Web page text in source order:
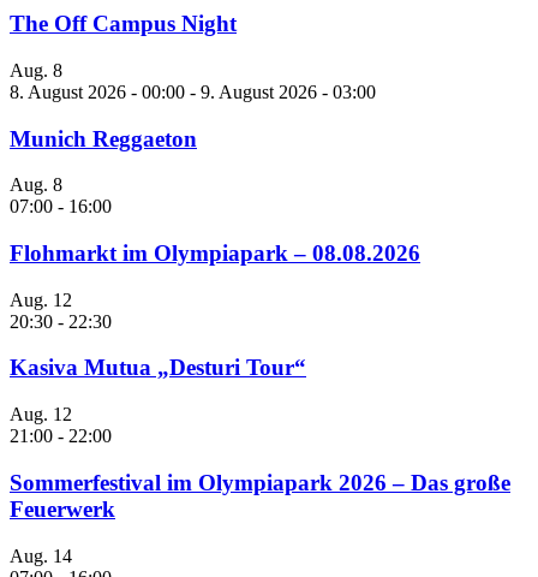
The Off Campus Night
Aug. 8
8. August 2026 - 00:00 - 9. August 2026 - 03:00
Munich Reggaeton
Aug. 8
07:00 - 16:00
Flohmarkt im Olympiapark – 08.08.2026
Aug. 12
20:30 - 22:30
Kasiva Mutua „Desturi Tour“
Aug. 12
21:00 - 22:00
Sommerfestival im Olympiapark 2026 – Das große
Feuerwerk
Aug. 14